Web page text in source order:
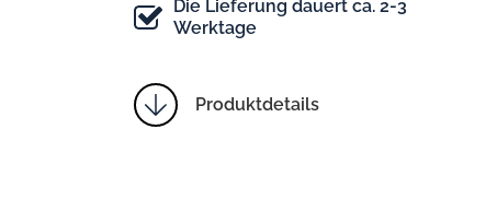
Die Lieferung dauert ca. 2-3
Werktage
Produktdetails